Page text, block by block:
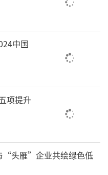
闻）
中国
项提升
“头雁”企业共绘绿色低